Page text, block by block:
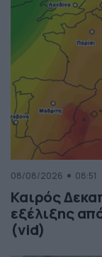
08/08/2026 08:51
Καιρός
εξέλιξης
(vid)